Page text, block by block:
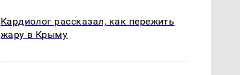
Кардиолог рассказал, как пережить
жару в Крыму